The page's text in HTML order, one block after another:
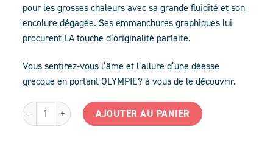
pour les grosses chaleurs avec sa grande fluidité et son
encolure dégagée. Ses emmanchures graphiques lui
procurent LA touche d’originalité parfaite.
Vous sentirez-vous l’âme et l’allure d’une déesse
grecque en portant OLYMPIE? à vous de le découvrir.
quantité de Robe OLYMPIE POCHETTE
AJOUTER AU PANIER